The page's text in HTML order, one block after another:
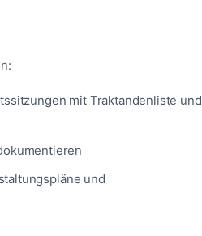
mit Traktandenliste und
und